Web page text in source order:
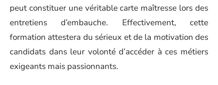
peut constituer une véritable carte maîtresse lors des
entretiens d’embauche. Effectivement, cette
formation attestera du sérieux et de la motivation des
candidats dans leur volonté d’accéder à ces métiers
exigeants mais passionnants.